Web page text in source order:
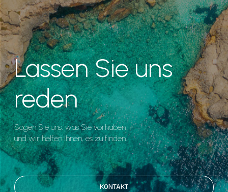
Lassen Sie uns
reden
Sagen Sie uns, was Sie vorhaben
und wir helfen Ihnen, es zu finden.
KONTAKT